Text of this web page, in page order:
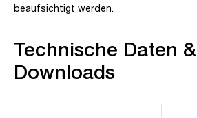
beaufsichtigt werden.
Technische Daten &
Downloads